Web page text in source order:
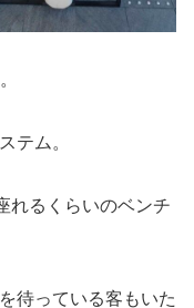
テム。
れるくらいのベンチ
待っている客もいた